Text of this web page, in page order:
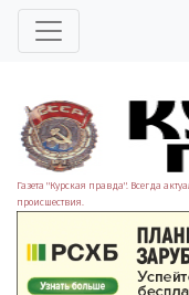
Газета "Курская правда". Всегда
происшествия.